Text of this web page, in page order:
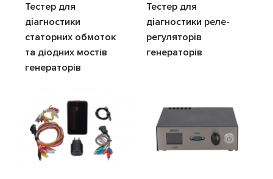
Тестер для
діагностики
статорних обмоток
та діодних мостів
генераторів
Тестер для
діагностики реле-
регуляторів
генераторів